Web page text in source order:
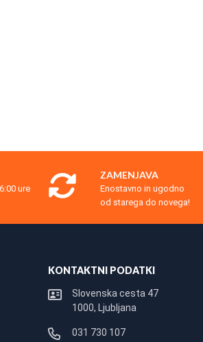
ure
ZAMENJAVA
Enostavno in ugodno
od starega do novega!
KONTAKTNI PODATKI
Slovenska cesta 47
1000, Ljubljana
031 730 107